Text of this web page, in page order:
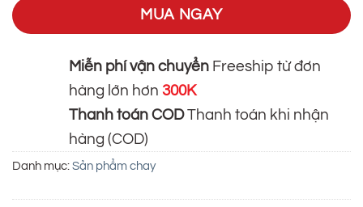
MUA NGAY
Miễn phí vận chuyểnFreeship từ đơn
hàng lớn hơn 300K
Thanh toán CODThanh toán khi nhận
hàng (COD)
Danh mục:Sản phẩm chay